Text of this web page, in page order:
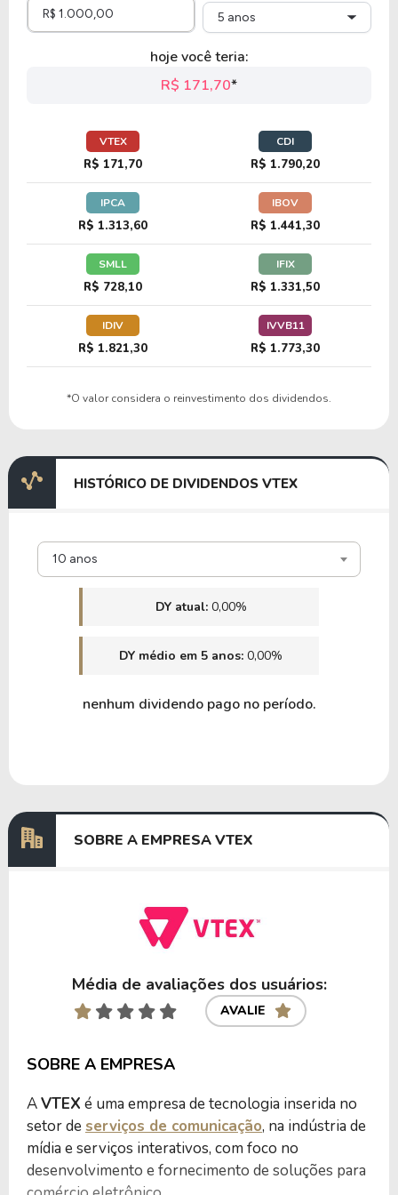
5 anos
hoje você teria:
R$ 171,70*
VTEX
R$ 171,70
CDI
R$ 1.790,20
IPCA
R$ 1.313,60
IBOV
R$ 1.441,30
SMLL
R$ 728,10
IFIX
R$ 1.331,50
IDIV
R$ 1.821,30
IVVB11
R$ 1.773,30
*O valor considera o reinvestimento dos dividendos.
HISTÓRICO DE DIVIDENDOS VTEX
10 anos
DY atual: 0,00%
DY médio em 5 anos: 0,00%
nenhum dividendo pago no período.
SOBRE A EMPRESA VTEX
Média de avaliações dos usuários:
AVALIE
SOBRE A EMPRESA
AVTEX é uma empresa de tecnologia inserida no
setor de serviços de comunicação, na indústria de
mídia e serviços interativos, com foco no
desenvolvimento e fornecimento de soluções para